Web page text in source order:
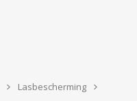
Lasbescherming